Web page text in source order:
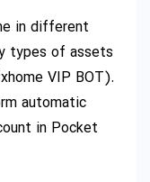
in different
types of assets
VIP BOT).
automatic
in Pocket